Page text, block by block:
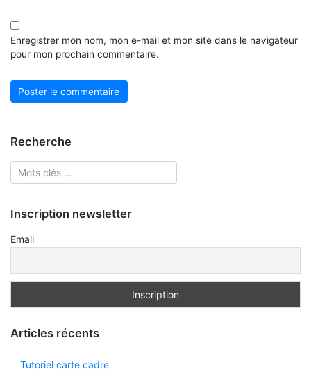
Enregistrer mon nom, mon e-mail et mon site dans le navigateur
pour mon prochain commentaire.
Recherche
Inscription newsletter
Email
Articles récents
Tutoriel carte cadre